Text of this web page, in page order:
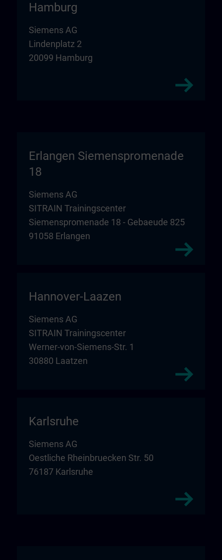
Hamburg
Siemens AG
Lindenplatz 2
20099 Hamburg
Erlangen Siemenspromenade
18
Siemens AG
SITRAIN Trainingscenter
Siemenspromenade 18 - Gebaeude 825
91058 Erlangen
Hannover-Laazen
Siemens AG
SITRAIN Trainingscenter
Werner-von-Siemens-Str. 1
30880 Laatzen
Karlsruhe
Siemens AG
Oestliche Rheinbruecken Str. 50
76187 Karlsruhe